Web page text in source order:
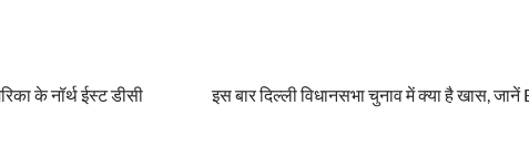
के नॉर्थ ईस्ट डीसी
इस बार दिल्ली विधानसभा चुनाव में क्या है खास, जानें